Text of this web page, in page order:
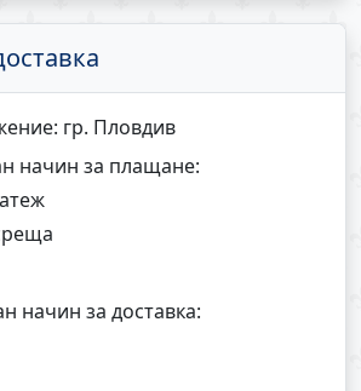
гр. Пловдив
начин за плащане:
начин за доставка: